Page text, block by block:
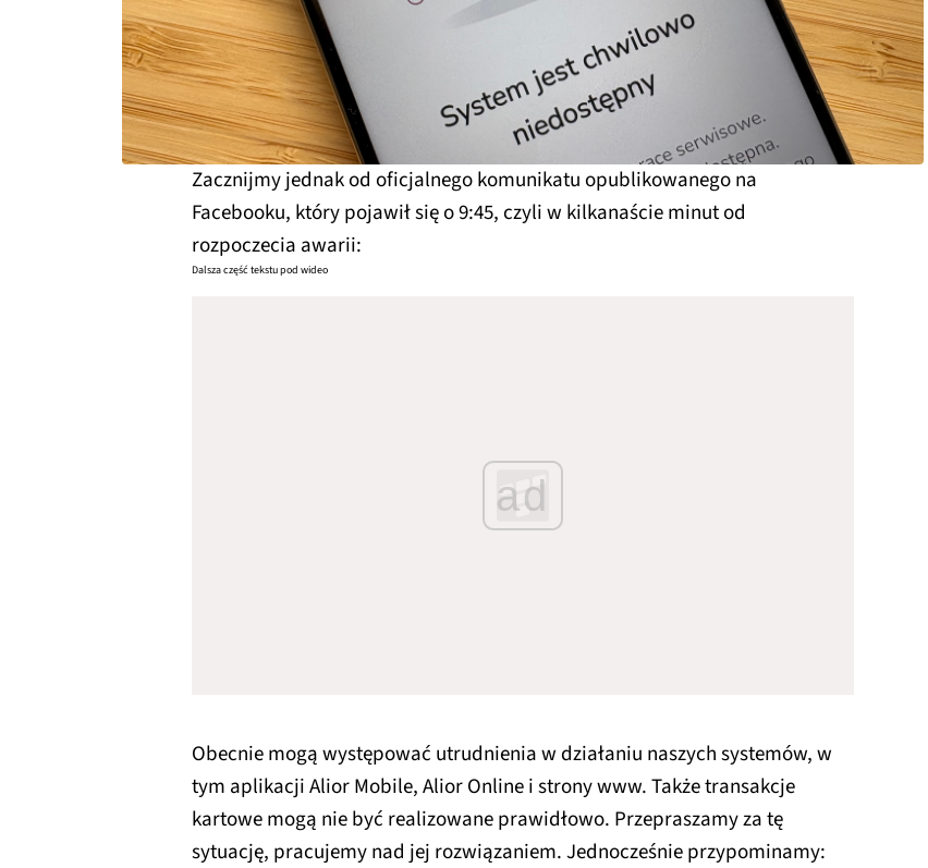
Zacznijmy jednak od oficjalnego komunikatu opublikowanego na
Facebooku, który pojawił się o 9:45, czyli w kilkanaście minut od
rozpoczecia awarii:
Dalsza część tekstu pod wideo
ad
Obecnie mogą występować utrudnienia w działaniu naszych systemów, w
tym aplikacji Alior Mobile, Alior Online i strony www. Także transakcje
kartowe mogą nie być realizowane prawidłowo. Przepraszamy za tę
sytuację, pracujemy nad jej rozwiązaniem. Jednocześnie przypominamy: